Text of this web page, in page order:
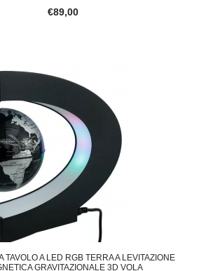
€89,00
TAVOLO A LED RGB TERRA A LEVITAZIONE
GRAVITAZIONALE 3D VOLA